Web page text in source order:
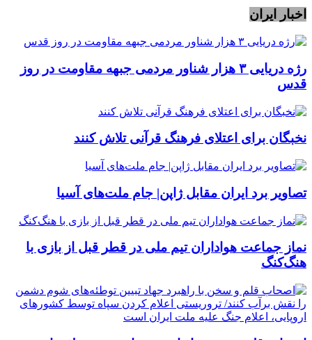
اخبار ایران
رژه دریایی ۳ هزار شناور مردمی جبهه مقاومت در روز
قدس
نخبگان برای اعتلای فرهنگ قرآنی تلاش کنند
تصاویر برد ایران مقابل ژاپن| جام ملت‌های آسیا
نماز جماعت هواداران تیم ملی در قطر قبل از بازی با
هنگ‌کنگ